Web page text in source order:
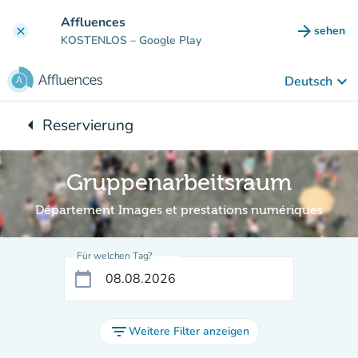
clear Affluences
KOSTENLOS – Google Play arrow_forward sehen
(new
Deutsch keyboard_arrow_down
arrow_leftZurück zu:
Reservierung
Gruppenarbeitsraum
Département Images et prestations numériques
Für welchen Tag?
calendar_today
filter_listWeitere Filter anzeigen